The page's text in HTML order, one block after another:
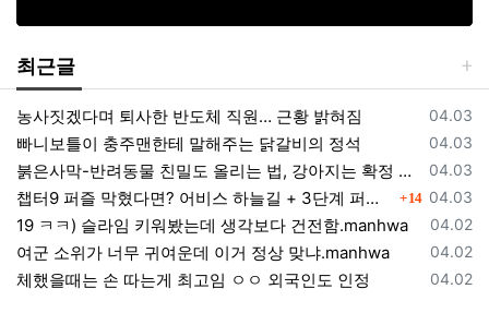
최근글
등록일
04.03
농사짓겠다며 퇴사한 반도체 직원… 근황 밝혀짐
등록일
04.03
빠니보틀이 충주맨한테 말해주는 닭갈비의 정석
등록일
04.03
붉은사막-반려동물 친밀도 올리는 법, 강아지는 확정 고양이는 조건 확인
등록일
04.03
챕터9 퍼즐 막혔다면? 어비스 하늘길 + 3단계 퍼즐 공략 순서 정리 (길찾기 포함) 댓글
14
등록일
04.02
19 ㅋㅋ) 슬라임 키워봤는데 생각보다 건전함.manhwa
등록일
04.02
여군 소위가 너무 귀여운데 이거 정상 맞냐.manhwa
등록일
04.02
체했을때는 손 따는게 최고임 ㅇㅇ 외국인도 인정